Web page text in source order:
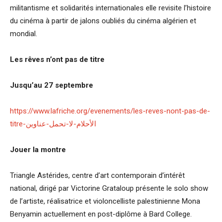
militantisme et solidarités internationales elle revisite l’histoire
du cinéma à partir de jalons oubliés du cinéma algérien et
mondial.
Les rêves n’ont pas de titre
Jusqu’au 27 septembre
https://www.lafriche.org/evenements/les-reves-nont-pas-de-
titre-الأحلام-لا-تحمل-عناوين
Jouer la montre
Triangle Astérides, centre d’art contemporain d’intérêt
national, dirigé par Victorine Grataloup présente le solo show
de l’artiste, réalisatrice et violoncelliste palestinienne Mona
Benyamin actuellement en post-diplôme à Bard College.